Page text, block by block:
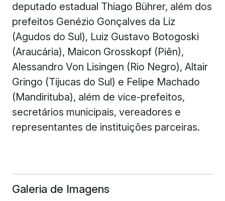
deputado estadual Thiago Bührer, além dos
prefeitos Genézio Gonçalves da Liz
(Agudos do Sul), Luiz Gustavo Botogoski
(Araucária), Maicon Grosskopf (Piên),
Alessandro Von Lisingen (Rio Negro), Altair
Gringo (Tijucas do Sul) e Felipe Machado
(Mandirituba), além de vice-prefeitos,
secretários municipais, vereadores e
representantes de instituições parceiras.
Galeria de Imagens